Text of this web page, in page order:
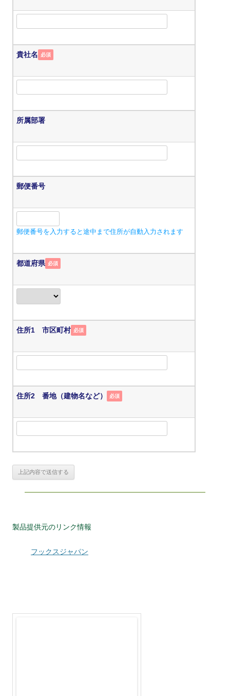
貴社名 必須
所属部署
郵便番号
郵便番号を入力すると途中まで住所が自動入力されます
都道府県 必須
住所1 市区町村 必須
住所2 番地（建物名など） 必須
製品提供元のリンク情報
フックスジャパン